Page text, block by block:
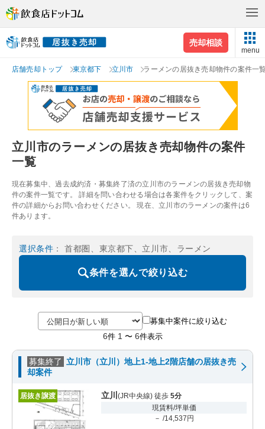
売却相談
menu
店舗売却トップ 東京都下 立川市 ラーメンの居抜き売却物件の案件一
立川市のラーメンの居抜き売却物件の案件
一覧
現在募集中、過去成約済・募集終了済の立川市のラーメンの居抜き売却物
件の案件一覧です。 詳細を問い合わせる場合は各案件をクリックして、案
件の詳細からお問い合わせください。 現在、立川市のラーメンの案件は6
件あります。
選択条件 ： 首都圏、東京都下、立川市、ラーメン
条件を選んで絞り込む
募集中案件に絞り込む
6件 1 〜 6件表示
募集終了 立川市（立川）地上1-地上2階店舗の居抜き売
却案件
居抜き譲渡 立川 (JR中央線) 徒歩 5分
現賃料/坪単価
－ /14,537円